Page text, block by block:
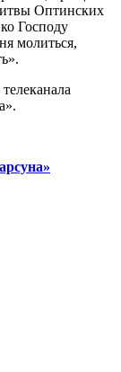
Оптинских
Господу
молиться,